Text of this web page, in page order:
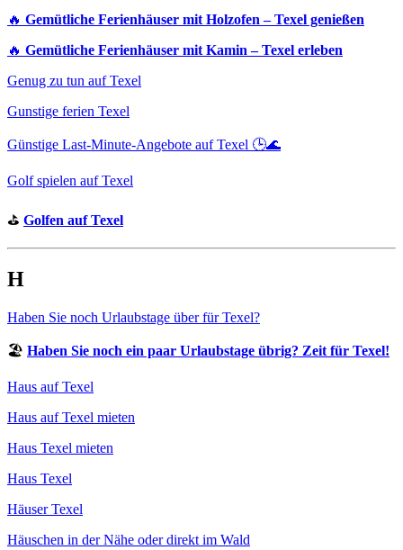
🔥 Gemütliche Ferienhäuser mit Holzofen – Texel genießen
🔥 Gemütliche Ferienhäuser mit Kamin – Texel erleben
Genug zu tun auf Texel
Gunstige ferien Texel
Günstige Last-Minute-Angebote auf Texel 🕒🌊
Golf spielen auf Texel
⛳️ Golfen auf Texel
H
Haben Sie noch Urlaubstage über für Texel?
🏖️ Haben Sie noch ein paar Urlaubstage übrig? Zeit für Texel!
Haus auf Texel
Haus auf Texel mieten
Haus Texel mieten
Haus Texel
Häuser Texel
Häuschen in der Nähe oder direkt im Wald